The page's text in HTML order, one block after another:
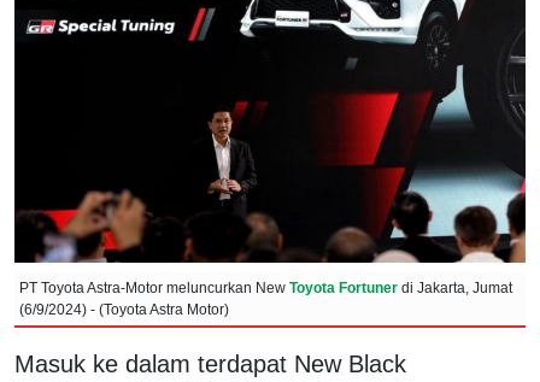
PT Toyota Astra-Motor meluncurkan New Toyota Fortuner di Jakarta, Jumat
(6/9/2024) - (Toyota Astra Motor)
Masuk ke dalam terdapat New Black